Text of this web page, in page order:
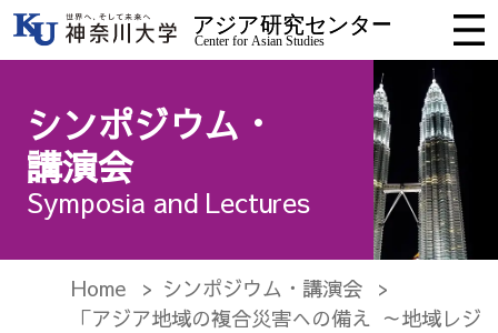
シンポジウム・
講演会
Symposia and Lectures
Home
シンポジウム・講演会
「アジア地域の複合災害への備え ～地域レジ